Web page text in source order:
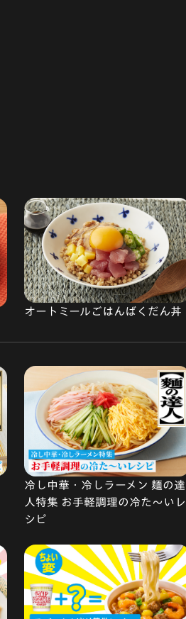
オートミールごはんばくだん丼
冷し中華・冷しラーメン 麺の達
人特集 お手軽調理の冷た〜いレ
シピ